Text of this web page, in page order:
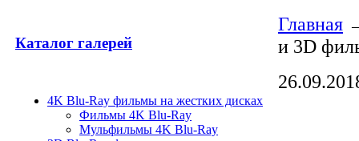
Каталог галерей
4K Blu-Ray фильмы на жестких дисках
Фильмы 4K Blu-Ray
Мульфильмы 4K Blu-Ray
Главная
и 3D